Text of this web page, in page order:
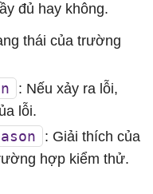
đủ hay không.
thái của trường
: Nếu xảy ra lỗi,
lỗi.
: Giải thích của
hợp kiểm thử.